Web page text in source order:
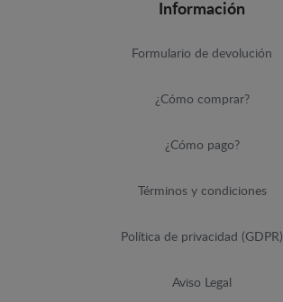
Información
Formulario de devolución
¿Cómo comprar?
¿Cómo pago?
Términos y condiciones
Política de privacidad (GDPR)
Aviso Legal